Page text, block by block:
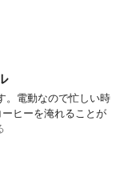
。電動なので忙しい時
ヒーを淹れることが